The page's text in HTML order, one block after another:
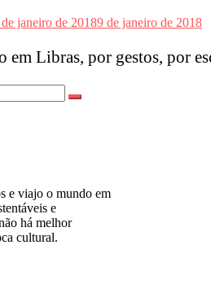
de janeiro de 20189 de janeiro de 2018
em Libras, por gestos, por
e viajo o mundo em
e
há melhor
cultural.